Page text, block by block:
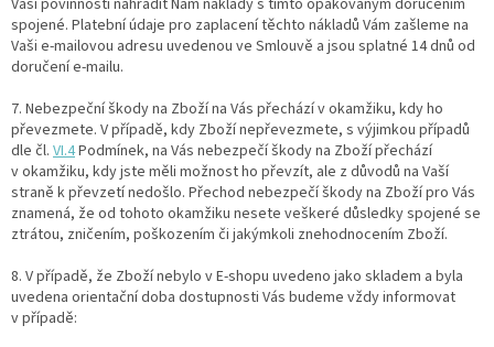
spojené. Platební údaje pro zaplacení těchto nákladů Vám zašleme na
Vaši e-mailovou adresu uvedenou ve Smlouvě a jsou splatné 14 dnů od
doručení e-mailu.
7. Nebezpeční škody na Zboží na Vás přechází v okamžiku, kdy ho
převezmete. V případě, kdy Zboží nepřevezmete, s výjimkou případů
dle čl. VI.4Podmínek, na Vás nebezpečí škody na Zboží přechází
v okamžiku, kdy jste měli možnost ho převzít, ale z důvodů na Vaší
straně k převzetí nedošlo. Přechod nebezpečí škody na Zboží pro Vás
znamená, že od tohoto okamžiku nesete veškeré důsledky spojené se
ztrátou, zničením, poškozením či jakýmkoli znehodnocením Zboží.
8. V případě, že Zboží nebylo v E-shopu uvedeno jako skladem a byla
uvedena orientační doba dostupnosti Vás budeme vždy informovat
v případě: